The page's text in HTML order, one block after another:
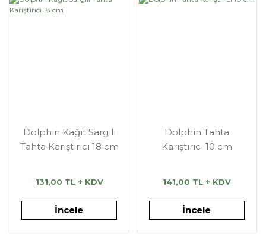
Dolphin Kağıt Sargılı
Tahta Karıştırıcı 18 cm
131,00 TL + KDV
İncele
Dolphin Tahta
Karıştırıcı 10 cm
141,00 TL + KDV
İncele